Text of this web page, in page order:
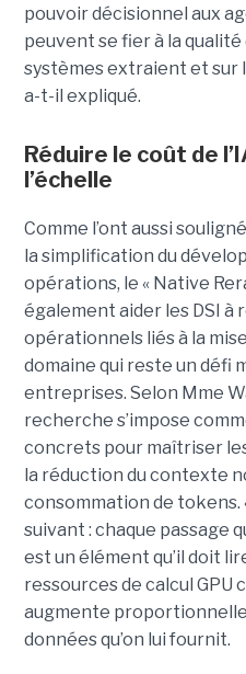
pouvoir décisionnel aux
peuvent se fier à la
systèmes extraient et sur
a-t-il expliqué.
Réduire le coût de
l’échelle
Comme l’ont aussi
la simplification du
opérations, le « Native
également aider les DSI à
opérationnels liés à la mise
domaine qui reste un défi
entreprises. Selon Mme
recherche s’impose
concrets pour maîtriser
la réduction du contexte
consommation de tokens.
suivant : chaque passage
est un élément qu’il doit
ressources de calcul GPU
augmente
données qu’on lui fournit.